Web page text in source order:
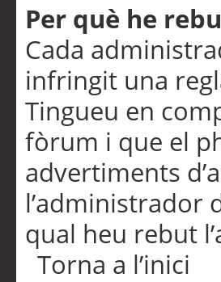
Per què he
Cada
infringit una
Tingueu en
fòrum i que el
advertiments
l’administrador
qual heu rebut
Torna a l’inici